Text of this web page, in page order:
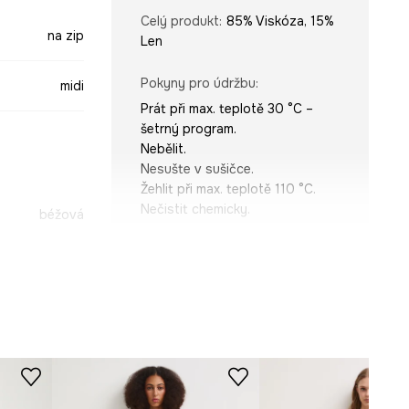
na zip
midi
béžová
Celý produkt: 85% Viskóza, 15%
Len
Pokyny pro údržbu:
Prát při max. teplotě 30 °C –
šetrný program.
Nebělit.
Nesušte v sušičce.
Žehlit při max. teplotě 110 °C.
Nečistit chemicky.
Střih modelu: rovný